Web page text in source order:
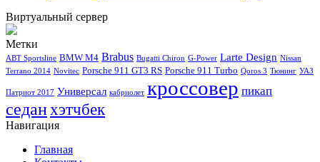
Виртуальный сервер
Метки
ABT Sportsline BMW M4 Brabus Bugatti Chiron G-Power Larte Design Nissan
Terrano 2014 Novitec Porsche 911 GT3 RS Porsche 911 Turbo Qoros 3 Тюнинг УАЗ
Патриот 2017 Универсал кабриолет кроссовер пикап
седанхэтчбек
Навигация
Главная